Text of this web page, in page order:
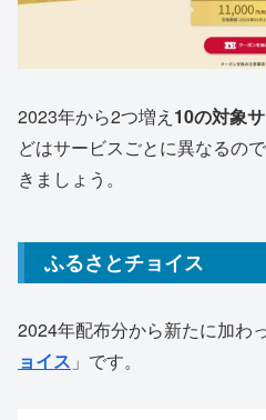
2023年から2つ増え 10の対象
どはサービスごとに異なるの
きましょう。
ふるさとチョイス
2024年配布分から新たに加わ
ョイス 」です。